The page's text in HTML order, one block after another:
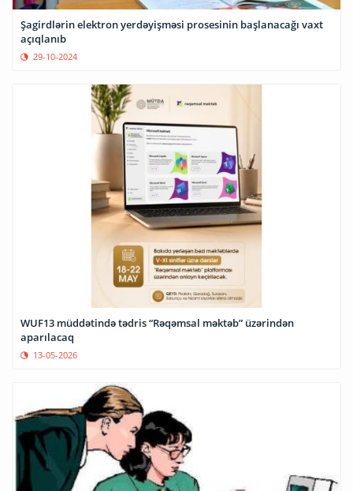
Şagirdlərin elektron yerdəyişməsi prosesinin başlanacağı vaxt
açıqlanıb
29-10-2024
WUF13 müddətində tədris “Rəqəmsal məktəb” üzərindən
aparılacaq
13-05-2026